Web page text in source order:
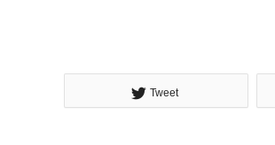
Tweet